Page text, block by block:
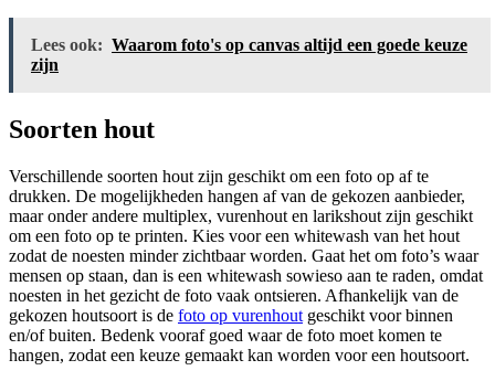
Lees ook: Waarom foto's op canvas altijd een goede keuze
zijn
Soorten hout
Verschillende soorten hout zijn geschikt om een foto op af te
drukken. De mogelijkheden hangen af van de gekozen aanbieder,
maar onder andere multiplex, vurenhout en larikshout zijn geschikt
om een foto op te printen. Kies voor een whitewash van het hout
zodat de noesten minder zichtbaar worden. Gaat het om foto’s waar
mensen op staan, dan is een whitewash sowieso aan te raden, omdat
noesten in het gezicht de foto vaak ontsieren. Afhankelijk van de
gekozen houtsoort is de foto op vurenhout geschikt voor binnen
en/of buiten. Bedenk vooraf goed waar de foto moet komen te
hangen, zodat een keuze gemaakt kan worden voor een houtsoort.